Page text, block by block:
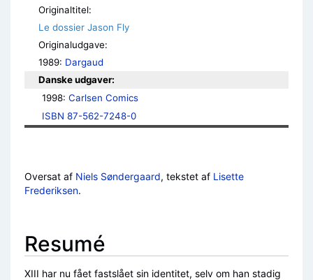
Originaltitel:
Le dossier Jason Fly
Originaludgave:
1989: Dargaud
Danske udgaver:
1998: Carlsen Comics
ISBN 87-562-7248-0
Oversat af Niels Søndergaard, tekstet af Lisette
Frederiksen.
Resumé
XIII har nu fået fastslået sin identitet, selv om han stadig